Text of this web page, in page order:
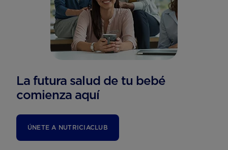
La futura salud de tu bebé
comienza aquí
ÚNETE A NUTRICIACLUB